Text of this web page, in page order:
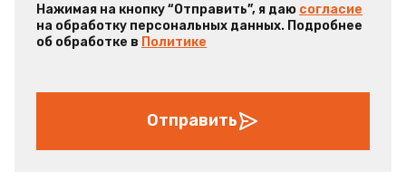
Нажимая на кнопку “Отправить”, я даю согласие
на обработку персональных данных. Подробнее
об обработке в Политике
Отправить